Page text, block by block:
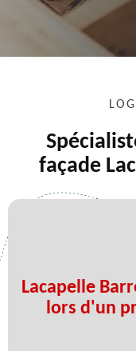
façade
Lacapelle
lors d'un